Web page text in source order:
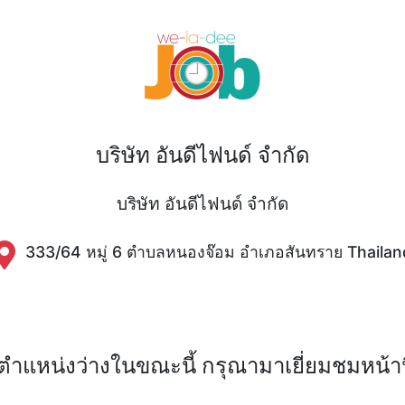
บริษัท อันดีไฟนด์ จำกัด
บริษัท อันดีไฟนด์ จำกัด
333/64 หมู่ 6 ตำบลหนองจ๊อม อำเภอสันทราย
ำแหน่งว่างในขณะนี้ กรุณามาเยี่ยมชมหน้